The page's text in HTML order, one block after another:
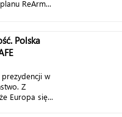
ReArm...
Polska
w
Z
Europa się...